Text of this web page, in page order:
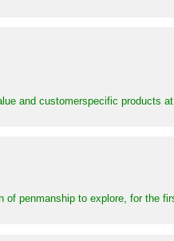
and customerspecific products
penmanship to explore, for the